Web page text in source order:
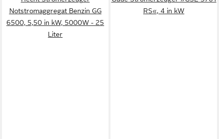
Notstromaggregat Benzin GG
6500, 5,50 in kW, 5000W - 25
Liter
RS«, 4 in kW